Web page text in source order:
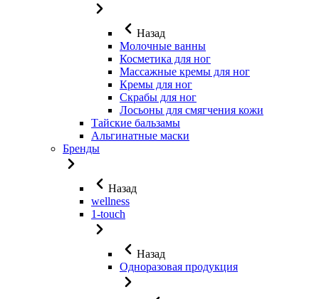
Назад
Молочные ванны
Косметика для ног
Массажные кремы для ног
Кремы для ног
Скрабы для ног
Лосьоны для смягчения кожи
Тайские бальзамы
Альгинатные маски
Бренды
Назад
wellness
1-touch
Назад
Одноразовая продукция